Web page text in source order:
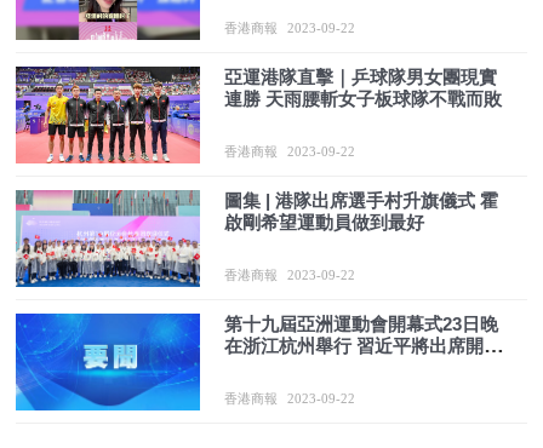
香港商報 2023-09-22
亞運港隊直擊｜乒球隊男女團現實
連勝 天雨腰斬女子板球隊不戰而敗
香港商報 2023-09-22
圖集 | 港隊出席選手村升旗儀式 霍
啟剛希望運動員做到最好
香港商報 2023-09-22
第十九屆亞洲運動會開幕式23日晚
在浙江杭州舉行 習近平將出席開幕
香港商報 2023-09-22